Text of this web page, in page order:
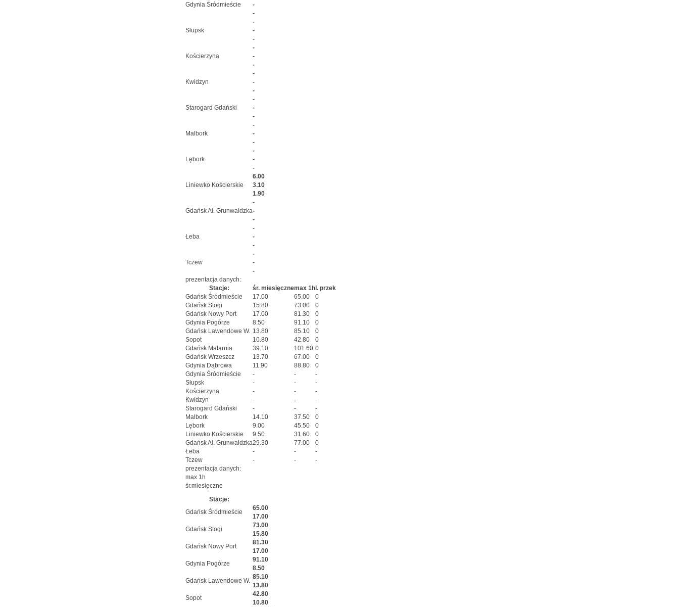
Gdynia Śródmieście
-
-
Słupsk
-
-
-
Kościerzyna
-
-
-
Kwidzyn
-
-
-
Starogard Gdański
-
-
-
Malbork
-
-
-
Lębork
-
-
-
Liniewko Kościerskie
6.00
3.10
1.90
Gdańsk Al. Grunwaldzka
-
-
-
Łeba
-
-
-
Tczew
-
-
-
prezentacja danych:
Stacje:
śr. miesięcznemax 1h l. przek
Gdańsk Śródmieście
17.00 65.00
0
Gdańsk Stogi
15.80 73.00
0
Gdańsk Nowy Port
17.00 81.30
0
Gdynia Pogórze
8.50 91.10
0
Gdańsk Lawendowe W. 13.80 85.10
0
Sopot
10.80 42.80
0
Gdańsk Matarnia
39.10 101.60 0
Gdańsk Wrzeszcz
13.70 67.00
0
Gdynia Dąbrowa
11.90 88.80
0
Gdynia Śródmieście
- -
-
Słupsk
- -
-
Kościerzyna
- -
-
Kwidzyn
- -
-
Starogard Gdański
- -
-
Malbork
14.10 37.50
0
Lębork
9.00 45.50
0
Liniewko Kościerskie
9.50 31.60
0
Gdańsk Al. Grunwaldzka29.30 77.00
0
Łeba
- -
-
Tczew
- -
-
prezentacja danych:
max 1h
śr.miesięczne
Stacje:
Gdańsk Śródmieście
65.00
17.00
Gdańsk Stogi
73.00
15.80
Gdańsk Nowy Port
81.30
17.00
Gdynia Pogórze
91.10
8.50
Gdańsk Lawendowe W.
85.10
13.80
Sopot
42.80
10.80